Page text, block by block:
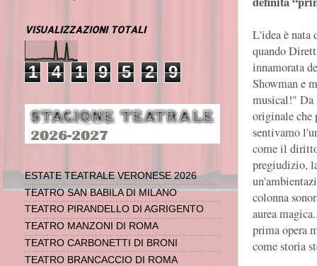
L'idea è nata
quando
innamorata
Showman e
musical!" Da
originale che
sentivamo
come il
pregiudizio,
colonna
aurea
prima opera
come storia
VISUALIZZAZIONI TOTALI
1 4 1 9 5 2 9
ESTATE TEATRALE VERONESE 2026
TEATRO SAN BABILA DI MILANO
TEATRO PIRANDELLO DI AGRIGENTO
TEATRO MANZONI DI ROMA
TEATRO CARBONETTI DI BRONI
TEATRO BRANCACCIO DI ROMA